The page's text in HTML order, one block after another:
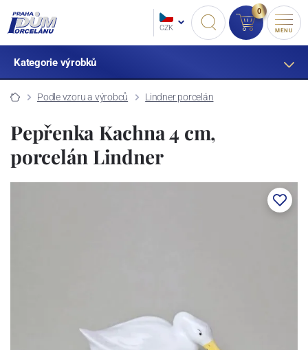
CZK
0
MENU
Kategorie výrobků
Podle vzoru a výrobců Lindner porcelán
Pepřenka Kachna 4 cm,
porcelán Lindner